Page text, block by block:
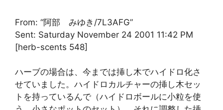
From: “阿部 みゆき/7L3AFG”
Sent: Saturday November 24 2001 11:42 PM
[herb-scents 548]
ハーブの場合は、今までは挿し木でハイドロ化さ
せていました。ハイドロカルチャーの挿し木セッ
トを持っているんで（ハイドロボールに小粒を使